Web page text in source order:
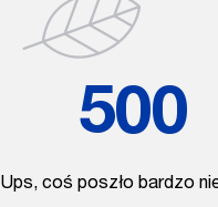
500
Ups, coś poszło bardzo